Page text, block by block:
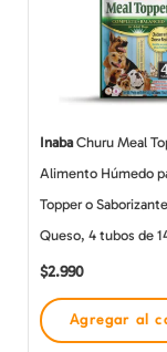
InabaChuru Meal
Alimento Húmedo
Topper o
Queso, 4 tubos de
$2.990
Agregar al